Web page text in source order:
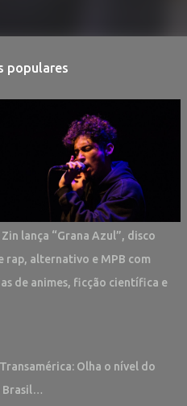
populares
lança “Grana Azul”, disco
rap, alternativo e MPB com
de animes, ficção científica e
Olha o nível do
Brasil…